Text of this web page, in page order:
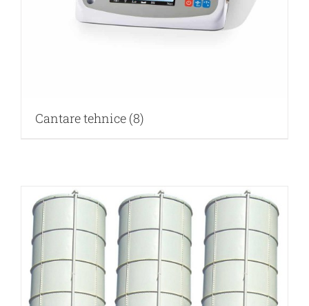
Cantare tehnice (8)